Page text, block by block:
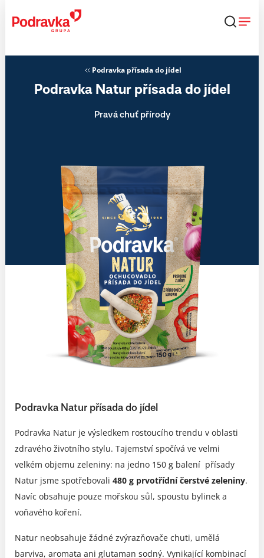
obsahu
Podravka přísada do jídel
Podravka Natur přísada do jídel
Pravá chuť přírody
Podravka Natur přísada do jídel
Podravka Natur je výsledkem rostoucího trendu v oblasti
zdravého životního stylu. Tajemství spočívá ve velmi
velkém objemu zeleniny: na jedno 150 g balení přísady
Natur jsme spotřebovali 480 g prvotřídní čerstvé zeleniny.
Navíc obsahuje pouze mořskou sůl, spoustu bylinek a
voňavého koření.
Natur neobsahuje žádné zvýrazňovače chuti, umělá
barviva, aromata ani glutaman sodný. Vynikající kombinací